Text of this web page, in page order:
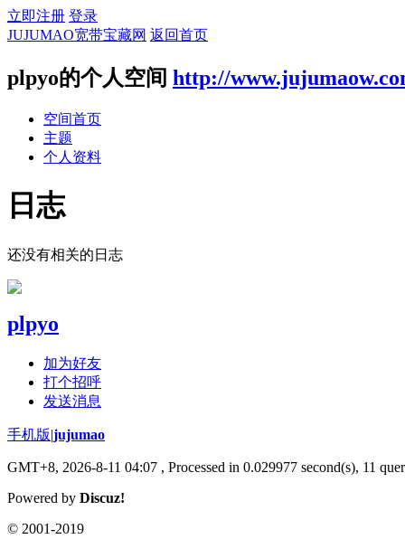
立即注册 登录
JUJUMAO宽带宝藏网 返回首页
plpyo的个人空间 http://
空间首页
主题
个人资料
日志
还没有相关的日志
plpyo
加为好友
打个招呼
发送消息
手机版|jujumao
GMT+8, 2026-8-11 04:07 , Processed in 0.029977 second(s), 11
Powered by Discuz!
© 2001-2019